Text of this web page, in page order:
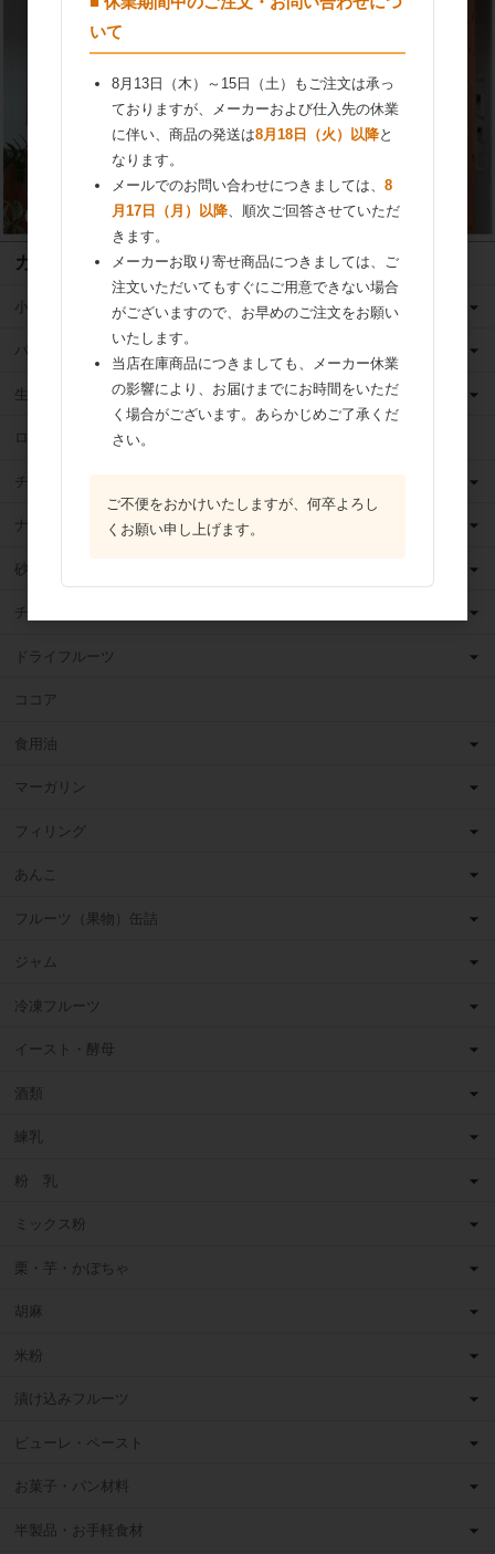
カテゴリ
小麦粉
バター
生クリーム
ロングライフ牛乳
チーズ
ナッツ
砂糖
チョコレート
ドライフルーツ
ココア
食用油
マーガリン
フィリング
あんこ
フルーツ（果物）缶詰
ジャム
冷凍フルーツ
イースト・酵母
酒類
練乳
粉 乳
ミックス粉
栗・芋・かぼちゃ
胡麻
米粉
漬け込みフルーツ
ピューレ・ペースト
お菓子・パン材料
半製品・お手軽食材
いて
8月13日（木）～15日（土）もご注文は承っ
ておりますが、メーカーおよび仕入先の休業
に伴い、商品の発送は8月18日（火）以降と
なります。
メールでのお問い合わせにつきましては、 8
月17日（月）以降、順次ご回答させていただ
きます。
メーカーお取り寄せ商品につきましては、ご
注文いただいてもすぐにご用意できない場合
がございますので、お早めのご注文をお願い
いたします。
当店在庫商品につきましても、メーカー休業
の影響により、お届けまでにお時間をいただ
く場合がございます。あらかじめご了承くだ
さい。
ご不便をおかけいたしますが、何卒よろし
くお願い申し上げます。